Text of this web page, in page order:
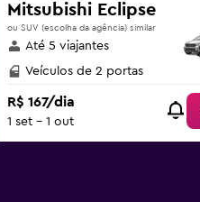
Mitsubishi Eclipse
ou SUV (escolha da agência) similar
Até 5 viajantes
Veículos de 2 portas
R$ 167/dia
1 set - 1 out